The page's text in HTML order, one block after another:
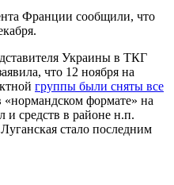
Франции сообщили, что
Украины в ТКГ
что 12 ноября на
группы были сняты все
«нормандском формате» на
и средств в районе н.п.
стало последним